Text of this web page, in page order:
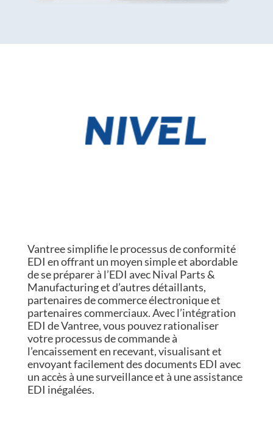
Vantree simplifie le processus de conformité
EDI en offrant un moyen simple et abordable
de se préparer à l’EDI avec Nival Parts &
Manufacturing et d’autres détaillants,
partenaires de commerce électronique et
partenaires commerciaux. Avec l’intégration
EDI de Vantree, vous pouvez rationaliser
votre processus de commande à
l’encaissement en recevant, visualisant et
envoyant facilement des documents EDI avec
un accès à une surveillance et à une assistance
EDI inégalées.